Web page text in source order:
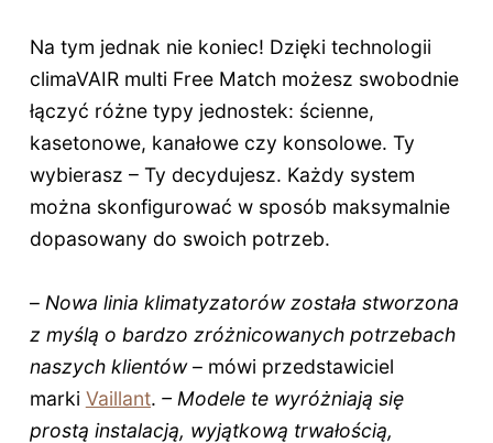
Na tym jednak nie koniec! Dzięki technologii
climaVAIR multi Free Match możesz swobodnie
łączyć różne typy jednostek: ścienne,
kasetonowe, kanałowe czy konsolowe. Ty
wybierasz – Ty decydujesz. Każdy system
można skonfigurować w sposób maksymalnie
dopasowany do swoich potrzeb.
– Nowa linia klimatyzatorów została stworzona
z myślą o bardzo zróżnicowanych potrzebach
naszych klientów– mówi przedstawiciel
marki Vaillant. – Modele te wyróżniają się
prostą instalacją, wyjątkową trwałością,